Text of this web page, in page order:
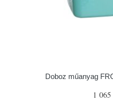
Doboz műanyag
1